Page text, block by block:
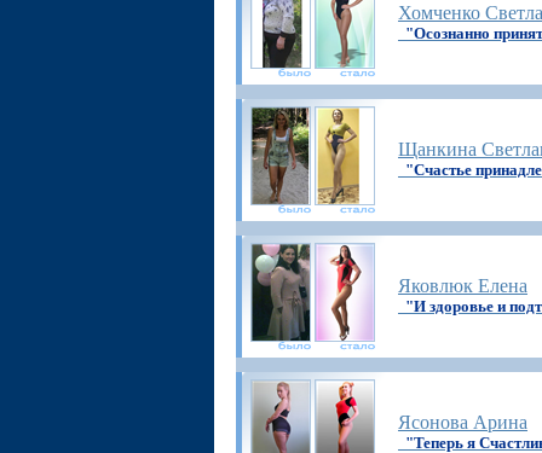
Хомченко
"Осознанно
Щанкина
"Счастье
Яковлюк Елена
"И здоровье и
Ясонова Арина
"Теперь я